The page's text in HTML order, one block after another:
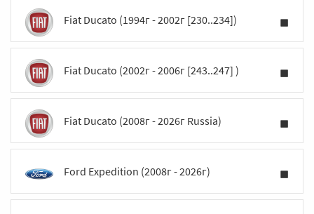
Fiat Ducato (1994г - 2002г [230..234])
Fiat Ducato (2002г - 2006г [243..247] )
Fiat Ducato (2008г - 2026г Russia)
Ford Expedition (2008г - 2026г)